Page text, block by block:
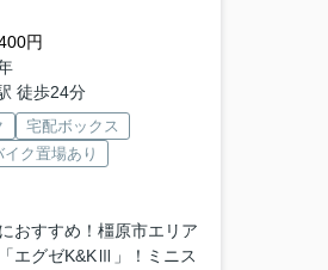
円
徒歩24分
宅配ボックス
イク置場あり
おすすめ！橿原市エリア
エグゼK&KⅢ」！ミニス